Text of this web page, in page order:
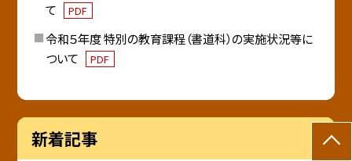
て
PDF
令和５年度 特別の教育課程（書道科）の実施状況等に
ついて
PDF
新着記事